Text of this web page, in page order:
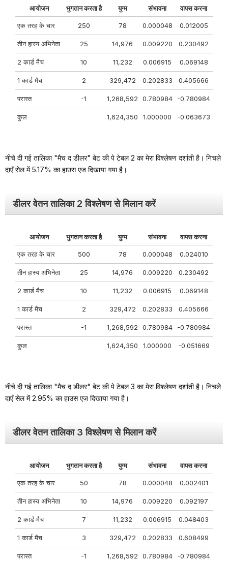
आयोजन भुगतान करता है युग्म संभावना वापस करना
एक तरह के चार 250 78 0.000048 0.012005
तीन हास्य अभिनेता 25 14,976 0.009220 0.230492
2 कार्ड मैच 10 11,232 0.006915 0.069148
1 कार्ड मैच 2 329,472 0.202833 0.405666
परास्त -1 1,268,592 0.780984 -0.780984
कुल 1,624,350 1.000000 -0.063673
नीचे दी गई तालिका "मैच द डीलर" बेट की पे टेबल 2 का मेरा विश्लेषण दर्शाती है। निचले
दाएँ सेल में 5.17% का हाउस एज दिखाया गया है।
डीलर वेतन तालिका 2 विश्लेषण से मिलान करें
आयोजन भुगतान करता है युग्म संभावना वापस करना
एक तरह के चार 500 78 0.000048 0.024010
तीन हास्य अभिनेता 25 14,976 0.009220 0.230492
2 कार्ड मैच 10 11,232 0.006915 0.069148
1 कार्ड मैच 2 329,472 0.202833 0.405666
परास्त -1 1,268,592 0.780984 -0.780984
कुल 1,624,350 1.000000 -0.051669
नीचे दी गई तालिका "मैच द डीलर" बेट की पे टेबल 3 का मेरा विश्लेषण दर्शाती है। निचले
दाएँ सेल में 2.95% का हाउस एज दिखाया गया है।
डीलर वेतन तालिका 3 विश्लेषण से मिलान करें
आयोजन भुगतान करता है युग्म संभावना वापस करना
एक तरह के चार 50 78 0.000048 0.002401
तीन हास्य अभिनेता 10 14,976 0.009220 0.092197
2 कार्ड मैच 7 11,232 0.006915 0.048403
1 कार्ड मैच 3 329,472 0.202833 0.608499
परास्त -1 1,268,592 0.780984 -0.780984